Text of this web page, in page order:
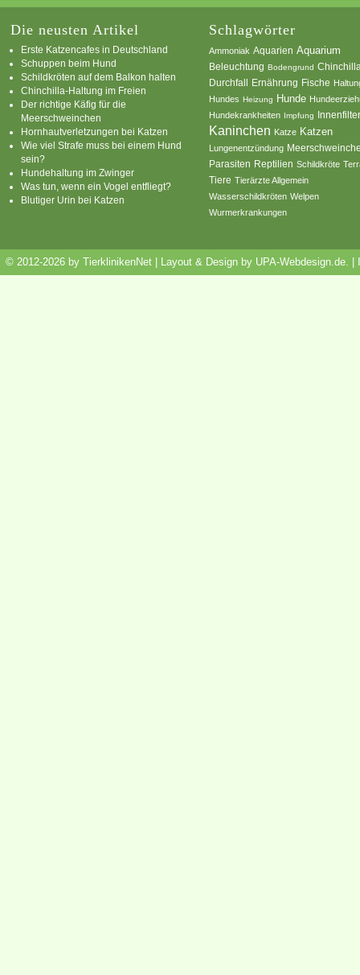
Die neusten Artikel
Erste Katzencafes in Deutschland
Schuppen beim Hund
Schildkröten auf dem Balkon halten
Chinchilla-Haltung im Freien
Der richtige Käfig für die
Meerschweinchen
Hornhautverletzungen bei Katzen
Wie viel Strafe muss bei einem Hund
sein?
Hundehaltung im Zwinger
Was tun, wenn ein Vogel entfliegt?
Blutiger Urin bei Katzen
Schlagwörter
Ammoniak Aquarien Aquarium
Beleuchtung Bodengrund
Durchfall Ernährung Fische
Hundes Heizung Hunde
Hundekrankheiten Impfung
Kaninchen Katze Katzen
Lungenentzündung
Parasiten Reptilien Schildkröte
Tiere Tierärzte Allgemein
Wasserschildkröten Welpen
Wurmerkrankungen
© 2012-2026 by TierklinikenNet | Layout & Design by UPA-Webdesign.de.